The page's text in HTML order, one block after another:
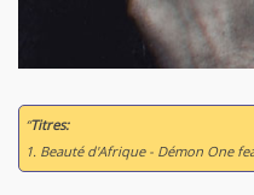
“Titres:
1. Beauté d'Afrique - Démon One